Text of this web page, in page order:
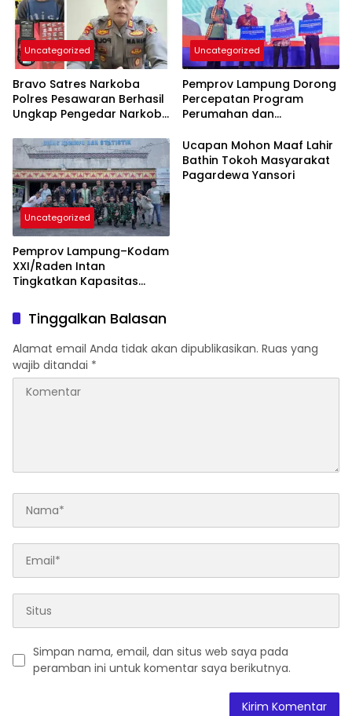
Uncategorized
Bravo Satres Narkoba
Polres Pesawaran Berhasil
Ungkap Pengedar Narkoba
Uncategorized
Pemprov Lampung Dorong
Percepatan Program
Perumahan dan
Rakyat
Uncategorized
Pemprov Lampung–Kodam
XXI/Raden Intan
Tingkatkan Kapasitas
Komunikasi Publik
Ucapan Mohon Maaf Lahir
Bathin Tokoh Masyarakat
Pagardewa Yansori
Tinggalkan Balasan
Alamat email Anda tidak akan dipublikasikan. Ruas yang
wajib ditandai *
Simpan nama, email, dan situs web saya pada
peramban ini untuk komentar saya berikutnya.